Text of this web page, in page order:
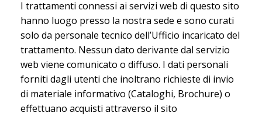
I trattamenti connessi ai servizi web di questo sito
hanno luogo presso la nostra sede e sono curati
solo da personale tecnico dell’Ufficio incaricato del
trattamento. Nessun dato derivante dal servizio
web viene comunicato o diffuso. I dati personali
forniti dagli utenti che inoltrano richieste di invio
di materiale informativo (Cataloghi, Brochure) o
effettuano acquisti attraverso il sito